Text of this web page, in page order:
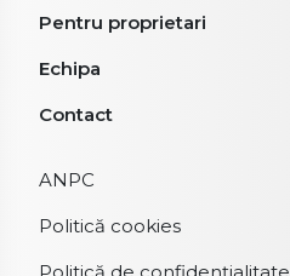
Pentru proprietari
Echipa
Contact
ANPC
Politică cookies